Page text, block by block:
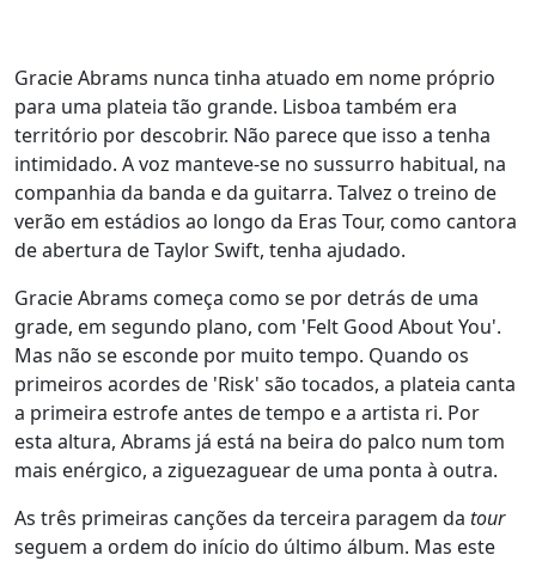
Gracie Abrams nunca tinha atuado em nome próprio
para uma plateia tão grande. Lisboa também era
território por descobrir. Não parece que isso a tenha
intimidado. A voz manteve-se no sussurro habitual, na
companhia da banda e da guitarra. Talvez o treino de
verão em estádios ao longo da Eras Tour, como cantora
de abertura de Taylor Swift, tenha ajudado.
Gracie Abrams começa como se por detrás de uma
grade, em segundo plano, com 'Felt Good About You'.
Mas não se esconde por muito tempo. Quando os
primeiros acordes de 'Risk' são tocados, a plateia canta
a primeira estrofe antes de tempo e a artista ri. Por
esta altura, Abrams já está na beira do palco num tom
mais enérgico, a ziguezaguear de uma ponta à outra.
As três primeiras canções da terceira paragem da tour
seguem a ordem do início do último álbum. Mas este